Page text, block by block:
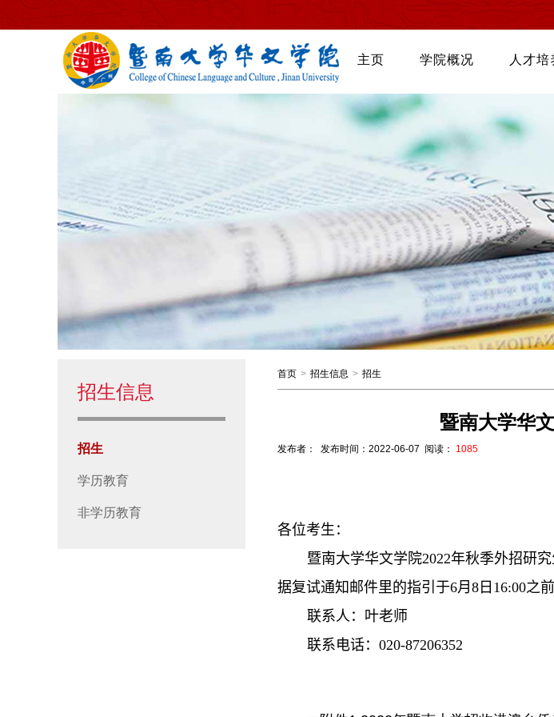
主页 学院概况 人才培
招生信息
招生
学历教育
非学历教育
首页 > 招生信息 > 招生
暨南大学华
发布者： 发布时间： 2022-06-07 阅读： 1085
各位考生：
暨南大学华文学院2022年秋季外招研
据复试通知邮件里的指引于6月 8 日 16:00之
联系人：叶老师
联系电话：020-87206352